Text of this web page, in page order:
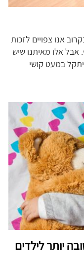
אנו צפויים לזכות
אבל אלו מאיתנו שיש
במעט קושי
יותר לילדים